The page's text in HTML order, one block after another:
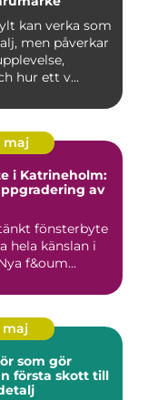
kan verka som
men påverkar
hur ett v...
maj
i Katrineholm:
av
fönsterbyte
hela känslan i
f&oum...
maj
som gör